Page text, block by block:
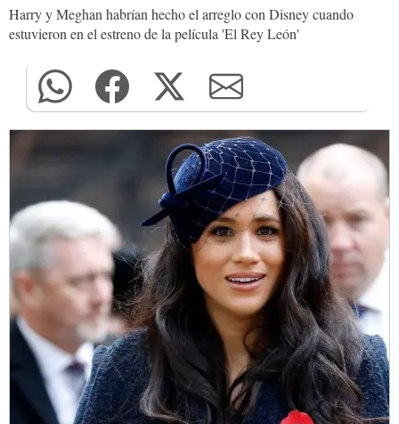
Harry y Meghan habrían hecho el arreglo con Disney cuando
estuvieron en el estreno de la película 'El Rey León'